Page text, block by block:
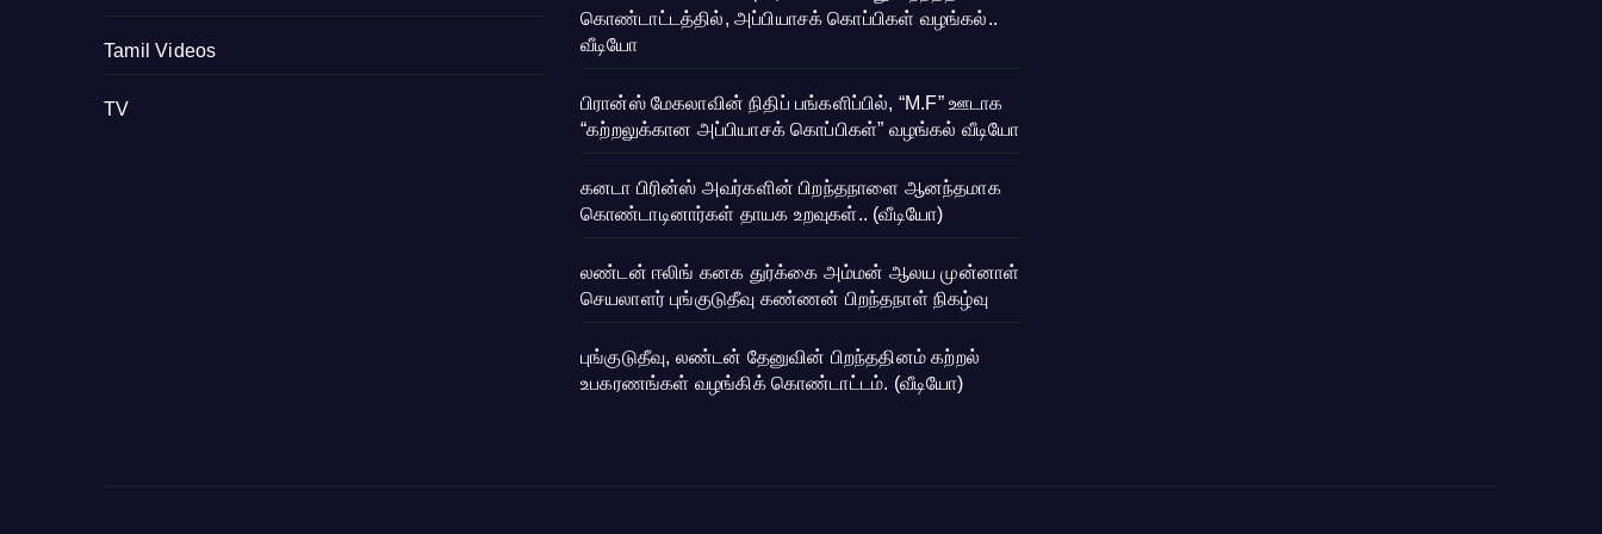
Tamil Videos
TV
கொண்டாட்டத்தில், அப்பியாசக் கொப்பிகள் வழங்கல்..
வீடியோ
பிரான்ஸ் மேகலாவின் நிதிப் பங்களிப்பில், “M.F” ஊடாக
“கற்றலுக்கான அப்பியாசக் கொப்பிகள்” வழங்கல் வீடியோ
கனடா பிரின்ஸ் அவர்களின் பிறந்தநாளை ஆனந்தமாக
கொண்டாடினார்கள் தாயக உறவுகள்.. (வீடியோ)
லண்டன் ஈலிங் கனக துர்க்கை அம்மன் ஆலய முன்னாள்
செயலாளர் புங்குடுதீவு கண்ணன் பிறந்தநாள் நிகழ்வு
புங்குடுதீவு, லண்டன் தேனுவின் பிறந்ததினம் கற்றல்
உபகரணங்கள் வழங்கிக் கொண்டாட்டம். (வீடியோ)